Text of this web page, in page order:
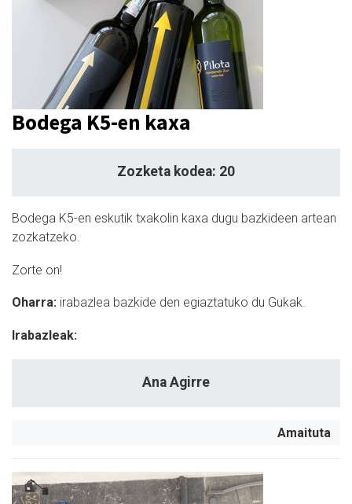
Bodega K5-en kaxa
Zozketa kodea: 20
Bodega K5-en eskutik txakolin kaxa dugu bazkideen artean
zozkatzeko.
Zorte on!
Oharra: irabazlea bazkide den egiaztatuko du Gukak.
Irabazleak:
Ana Agirre
Amaituta